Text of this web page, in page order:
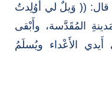
قال: (( وَيلٌ لي أَوُلِدتُ
المُقَدَّسة، وأَبْقى
أَيدي الأَعْداء ويُسلَمُ